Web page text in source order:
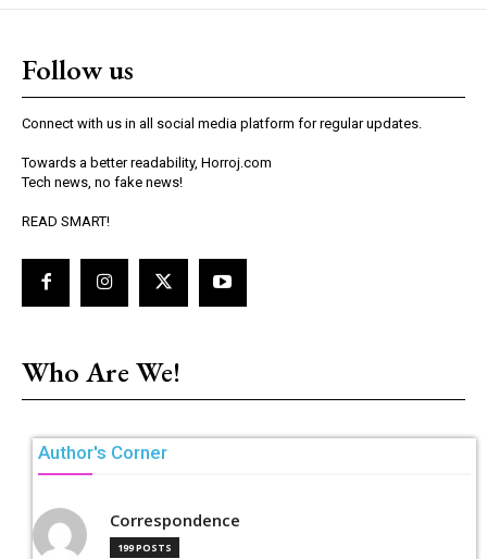
YEARLY PRICING
Follow us
Connect with us in all social media platform for regular updates.
Towards a better readability, Horroj.com
Tech news, no fake news!
READ SMART!
Who Are We!
Author's Corner
Correspondence
199 POSTS